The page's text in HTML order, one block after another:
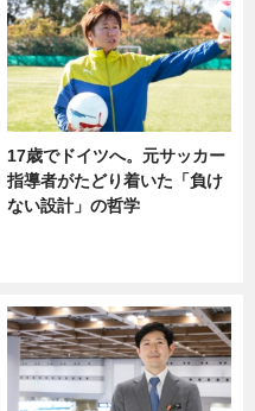
17歳でドイツへ。元サッカー
指導者がたどり着いた「負け
ない設計」の哲学